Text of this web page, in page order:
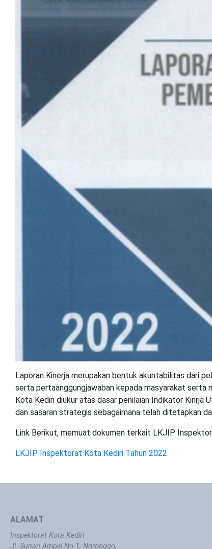
Laporan Kinerja merupakan bentuk akuntabilitas dari
serta pertaanggungjawaban kepada masyarakat
Kota Kediri diukur atas dasar penilaian Indikator Kinrja
dan sasaran strategis sebagaimana telah ditetapkan
Link Berikut, memuat dokumen terkait LKJIP
LKJIP Inspektorat Kota Kediri Tahun 2022
ALAMAT
Inspektorat Kota Kediri
Jl. Sunan Ampel No.1, Ngronggo,